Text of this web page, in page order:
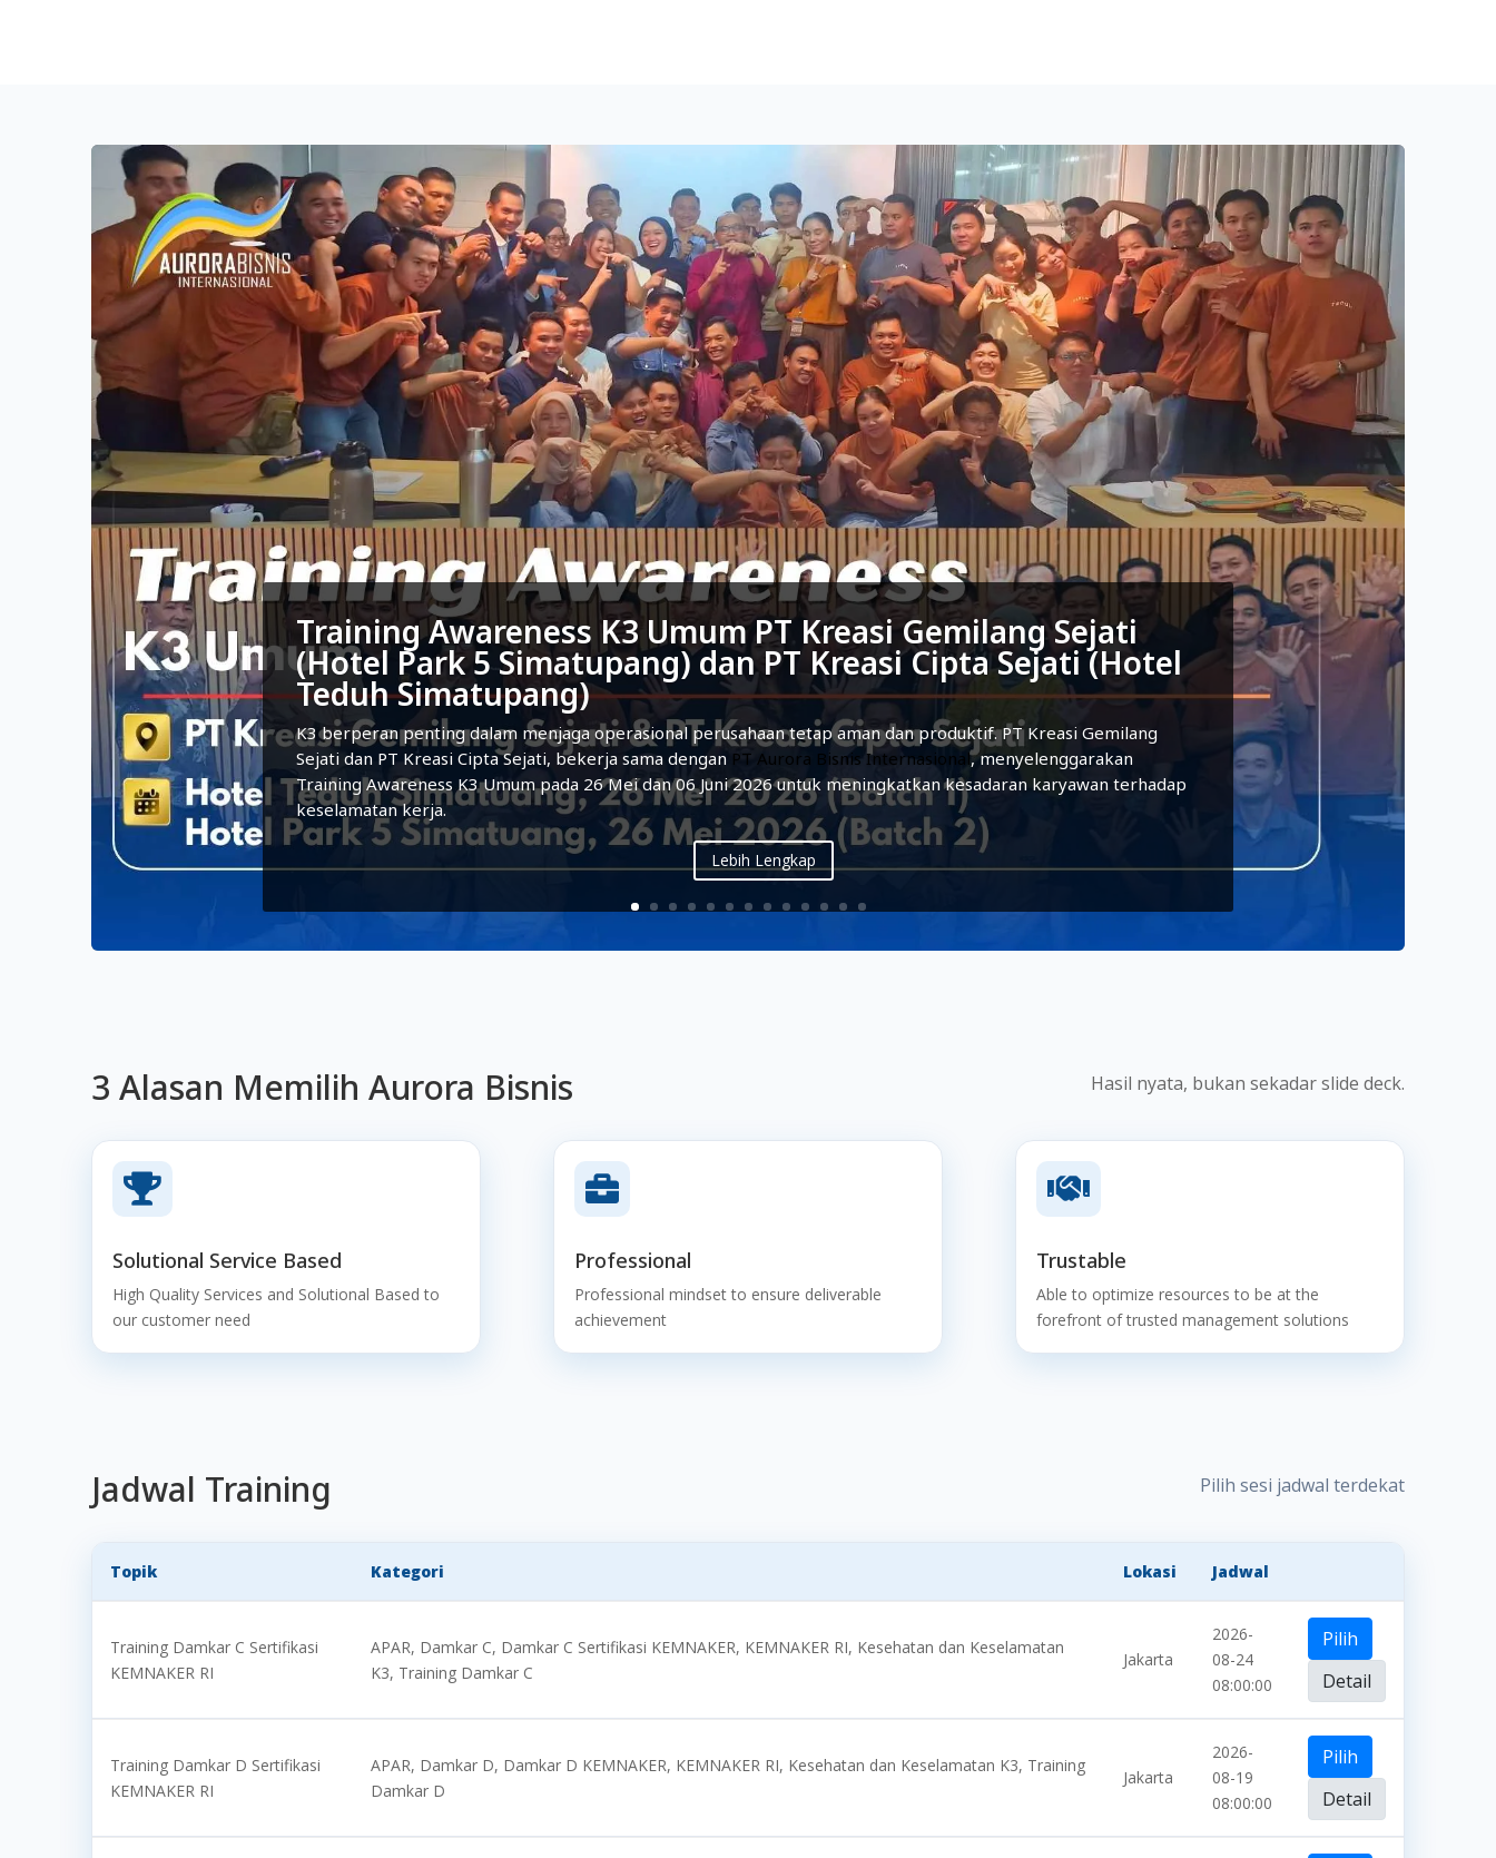
Training Awareness K3 Umum PT Kreasi Gemilang Sejati
(Hotel Park 5 Simatupang) dan PT Kreasi Cipta Sejati (Hotel
Teduh Simatupang)
K3 berperan penting dalam menjaga operasional perusahaan tetap aman dan produktif. PT Kreasi Gemilang
Sejati dan PT Kreasi Cipta Sejati, bekerja sama dengan PT Aurora Bisnis Internasional, menyelenggarakan
Training Awareness K3 Umum pada 26 Mei dan 06 Juni 2026 untuk meningkatkan kesadaran karyawan terhadap
keselamatan kerja.
Lebih Lengkap
3 Alasan Memilih Aurora Bisnis Hasil nyata, bukan sekadar slide deck.

Solutional Service Based
High Quality Services and Solutional Based to
our customer need

Professional
Professional mindset to ensure deliverable
achievement

Trustable
Able to optimize resources to be at the
forefront of trusted management solutions
Jadwal Training Pilih sesi jadwal terdekat
Topik Kategori Lokasi Jadwal
Training Damkar C Sertifikasi
KEMNAKER RI
APAR, Damkar C, Damkar C Sertifikasi KEMNAKER, KEMNAKER RI, Kesehatan dan Keselamatan
K3, Training Damkar C
Jakarta
2026-
08-24
08:00:00
Pilih
Detail
Training Damkar D Sertifikasi
KEMNAKER RI
APAR, Damkar D, Damkar D KEMNAKER, KEMNAKER RI, Kesehatan dan Keselamatan K3, Training
Damkar D
Jakarta
2026-
08-19
08:00:00
Pilih
Detail